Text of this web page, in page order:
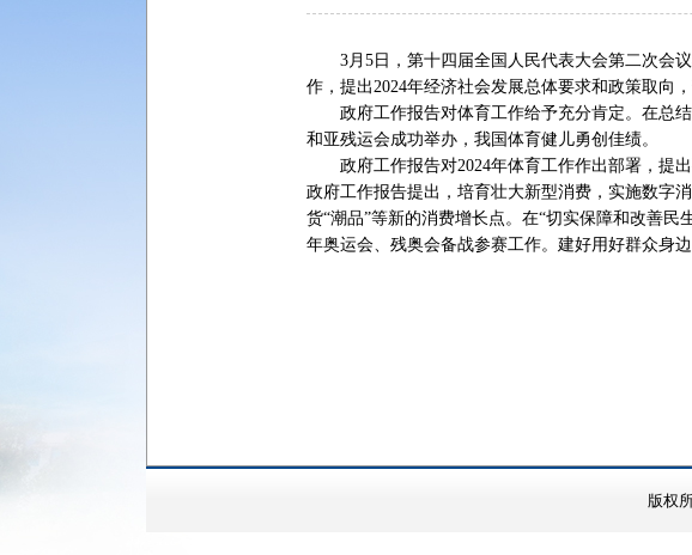
3月5日，第十四届全国人民代表大会第二次会议
作，提出2024年经济社会发展总体要求和政策取向
政府工作报告对体育工作给予充分肯定。在总结
和亚残运会成功举办，我国体育健儿勇创佳绩。
政府工作报告对2024年体育工作作出部署，提出
政府工作报告提出，培育壮大新型消费，实施数字
货“潮品”等新的消费增长点。在“切实保障和改善
年奥运会、残奥会备战参赛工作。建好用好群众身
版权